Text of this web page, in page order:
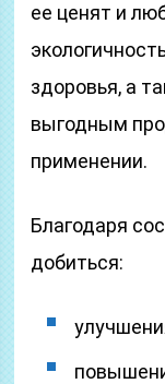
ее ценят и
здоровья, а
выгодным
применении.
Благодаря
добиться: